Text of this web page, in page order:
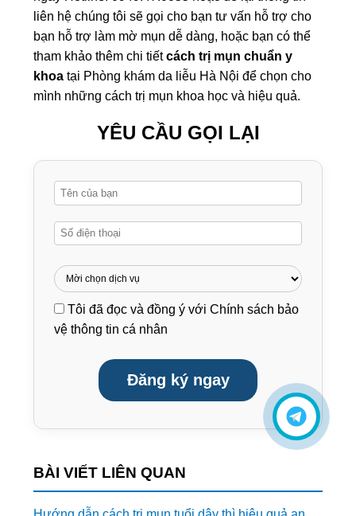
liên hệ chúng tôi sẽ gọi cho bạn tư vấn hỗ trợ cho
bạn hỗ trợ làm mờ mụn dễ dàng, hoặc bạn có thể
tham khảo thêm chi tiếtcách trị mụn chuẩn y
khoa tại Phòng khám da liễu Hà Nội để chọn cho
mình những cách trị mụn khoa học và hiệu quả.
YÊU CẦU GỌI LẠI
Tôi đã đọc và đồng ý vớiChính sách bảo
vệ thông tin cá nhân
Đăng ký ngay
BÀI VIẾT LIÊN QUAN